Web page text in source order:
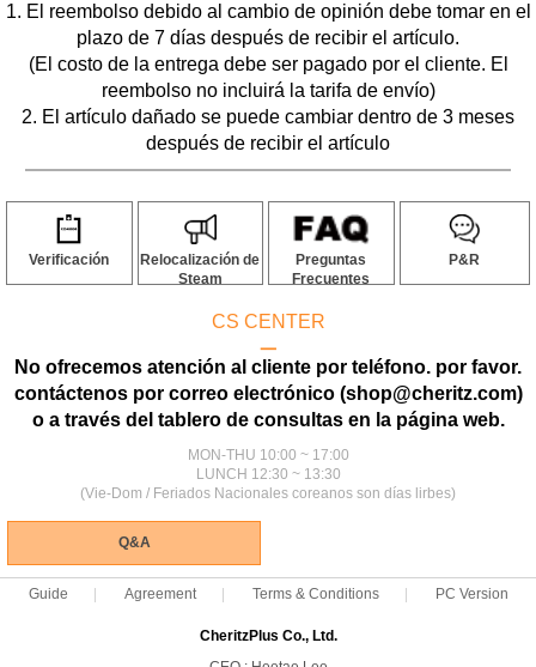
1. El reembolso debido al cambio de opinión debe tomar en el
plazo de 7 días después de recibir el artículo.
(El costo de la entrega debe ser pagado por el cliente. El
reembolso no incluirá la tarifa de envío)
2. El artículo dañado se puede cambiar dentro de 3 meses
después de recibir el artículo
Verificación
Relocalización de
Steam
Preguntas
Frecuentes
P&R
CS CENTER
ㅡ
No ofrecemos atención al cliente por teléfono. por favor.
contáctenos por correo electrónico (shop@cheritz.com)
o a través del tablero de consultas en la página web.
MON-THU 10:00 ~ 17:00
LUNCH 12:30 ~ 13:30
(Vie-Dom / Feriados Nacionales coreanos son días lirbes)
Q&A
Guide Agreement Terms & Conditions PC Version
CheritzPlus Co., Ltd.